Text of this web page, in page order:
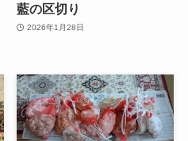
藍の区切り
2026年1月28日